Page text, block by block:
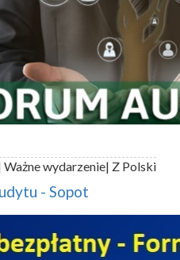
Ważne wydarzenie| Z Polski
- Sopot